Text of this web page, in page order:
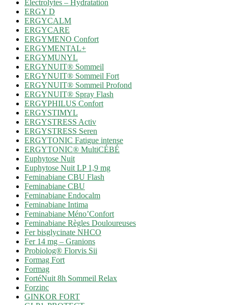
Électrolytes – Hydratation
ERGY D
ERGYCALM
ERGYCARE
ERGYMENO Confort
ERGYMENTAL+
ERGYMUNYL
ERGYNUIT® Sommeil
ERGYNUIT® Sommeil Fort
ERGYNUIT® Sommeil Profond
ERGYNUIT® Spray Flash
ERGYPHILUS Confort
ERGYSTIMYL
ERGYSTRESS Activ
ERGYSTRESS Seren
ERGYTONIC Fatigue intense
ERGYTONIC® MultiCÉBÉ
Euphytose Nuit
Euphytose Nuit LP 1,9 mg
Feminabiane CBU Flash
Feminabiane CBU
Feminabiane Endocalm
Feminabiane Intima
Feminabiane Méno’Confort
Feminabiane Règles Douloureuses
Fer bisglycinate NHCO
Fer 14 mg – Granions
Probiolog® Florvis Sii
Formag Fort
Formag
FortéNuit 8h Sommeil Relax
Forzinc
GINKOR FORT